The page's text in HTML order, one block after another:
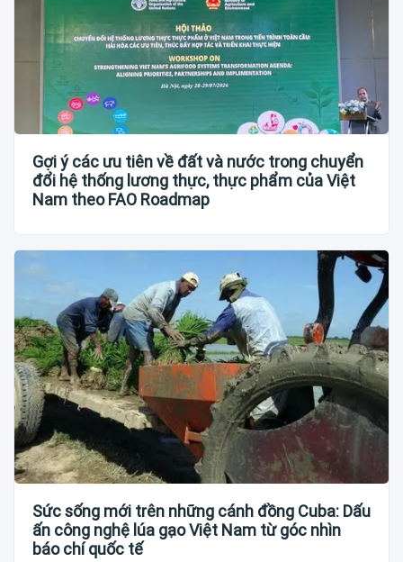
Gợi ý các ưu tiên về đất và nước trong chuyển
đổi hệ thống lương thực, thực phẩm của Việt
Nam theo FAO Roadmap
Sức sống mới trên những cánh đồng Cuba: Dấu
ấn công nghệ lúa gạo Việt Nam từ góc nhìn
báo chí quốc tế